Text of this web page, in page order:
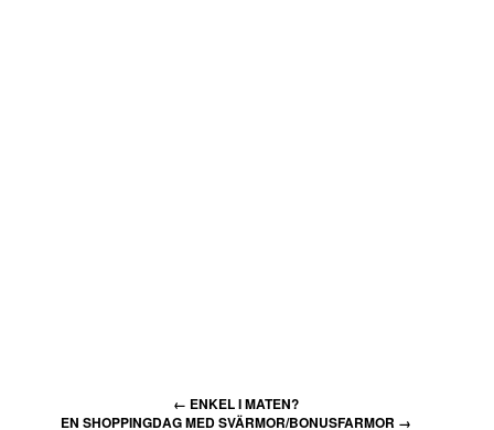
← ENKEL I MATEN?
EN SHOPPINGDAG MED SVÄRMOR/BONUSFARMOR →